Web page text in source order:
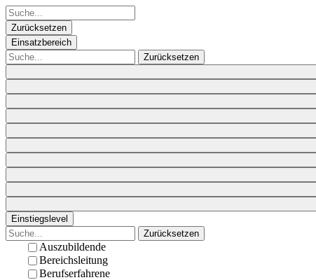
Zurücksetzen
Einsatzbereich
Zurücksetzen
Einstiegslevel
Zurücksetzen
Auszubildende
Bereichsleitung
Berufserfahrene